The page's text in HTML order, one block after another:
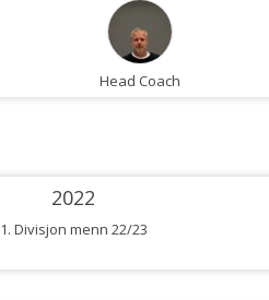
Head Coach
2022
1. Divisjon menn 22/23